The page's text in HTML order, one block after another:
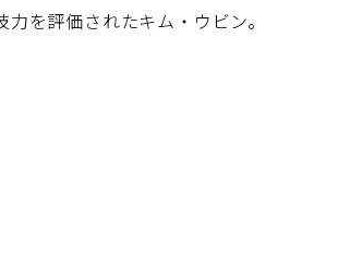
を評価されたキム・ウビン。